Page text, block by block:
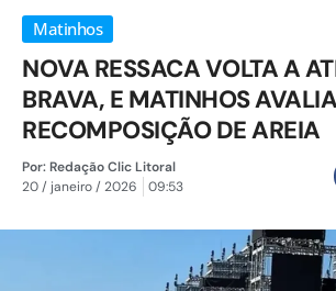
Matinhos
NOVA RESSACA VOLTA A
BRAVA, E MATINHOS
RECOMPOSIÇÃO DE AREIA
Por:Redação Clic Litoral
20 / janeiro / 2026
09:53